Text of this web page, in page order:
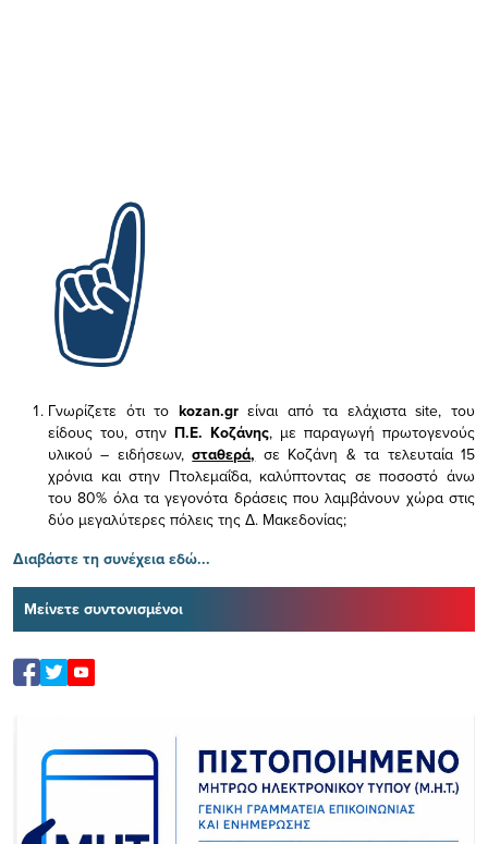
Γνωρίζετε ότι το kozan.gr είναι από τα ελάχισταsite, του
είδους του, στην Π.Ε. Κοζάνης, με παραγωγή πρωτογενούς
υλικού – ειδήσεων,σταθερά, σε Κοζάνη & τα τελευταία 15
χρόνια και στην Πτολεμαΐδα, καλύπτοντας σε ποσοστό άνω
του 80% όλα τα γεγονότα δράσεις που λαμβάνουν χώρα στις
δύο μεγαλύτερες πόλεις της Δ. Μακεδονίας;
Διαβάστε τη συνέχεια εδώ...
Μείνετε συντονισμένοι